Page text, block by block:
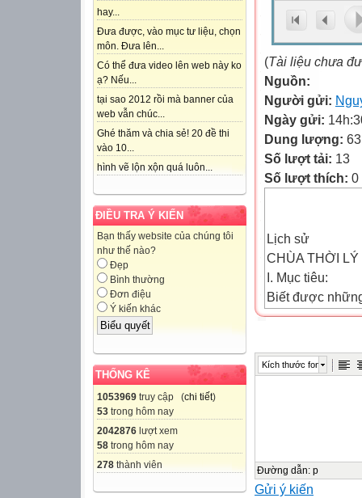
hay...
Đưa được, vào mục tư liệu, chọn
môn. Đưa lên...
Có thể đưa video lên web này ko
ạ? Nếu...
tại sao 2012 rồi mà banner của
web vẫn chúc...
Ghé thăm và chia sẻ! 20 đề thi
vào 10...
hình vẽ lộn xộn quá luôn...
ĐIỀU TRA Ý KIẾN
Bạn thấy website của chúng tôi
như thế nào?
Đẹp
Bình thường
Đơn điệu
Ý kiến khác
THỐNG KÊ
1053969 truy cập (chi tiết)
53 trong hôm nay
2042876 lượt xem
58 trong hôm nay
278 thành viên
(Tài liệu chưa
Nguồn:
Người gửi:
Ngày gửi:
Dung lượng:
Số lượt tải: 13
Số lượt thích: 0
Lịch sử
CHÙA THỜI LÝ
I. Mục tiêu:
Biết được
+ Nhiều vua
+ Nhiều nhà sư
II. Đồ dùng dạy
*HĐ 3 : Đạo
- GV giới thiệu
Kích thước font
Đường dẫn: p
Gửi ý kiến